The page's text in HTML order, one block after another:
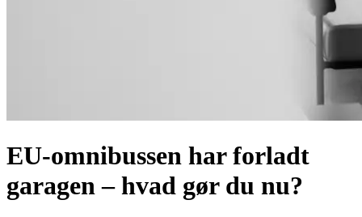
EU-omnibussen har forladt
garagen ‒ hvad gør du nu?